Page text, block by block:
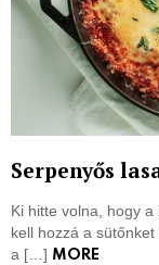
Serpenyős
Ki hitte volna, hogy
kell hozzá a
a […] MORE